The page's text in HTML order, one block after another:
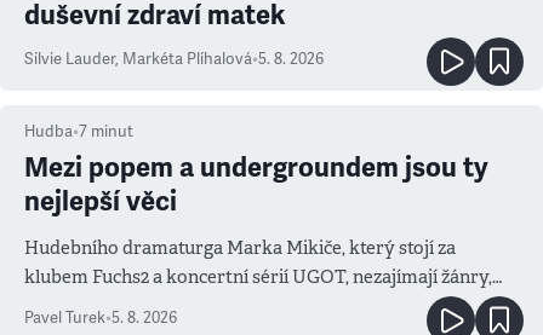
duševní zdraví matek
Silvie Lauder, Markéta Plíhalová•5. 8. 2026
Hudba•7 minut
Mezi popem a undergroundem jsou ty
nejlepší věci
Hudebního dramaturga Marka Mikiče, který stojí za
klubem Fuchs2 a koncertní sérií UGOT, nezajímají žánry,
ale atmosféra
Pavel Turek•5. 8. 2026